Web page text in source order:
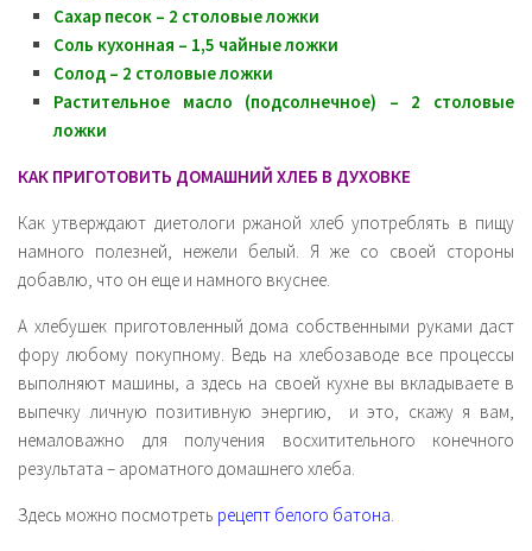
Сахар песок – 2 столовые ложки
Соль кухонная – 1,5 чайные ложки
Солод – 2 столовые ложки
Растительное масло (подсолнечное) – 2 столовые
ложки
КАК ПРИГОТОВИТЬ ДОМАШНИЙ ХЛЕБ В ДУХОВКЕ
Как утверждают диетологи ржаной хлеб употреблять в пищу
намного полезней, нежели белый. Я же со своей стороны
добавлю, что он еще и намного вкуснее.
А хлебушек приготовленный дома собственными руками даст
фору любому покупному. Ведь на хлебозаводе все процессы
выполняют машины, а здесь на своей кухне вы вкладываете в
выпечку личную позитивную энергию, и это, скажу я вам,
немаловажно для получения восхитительного конечного
результата – ароматного домашнего хлеба.
Здесь можно посмотреть рецепт белого батона.